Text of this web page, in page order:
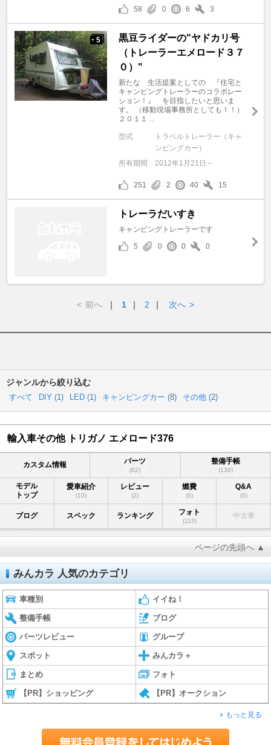
58 0 6 3
+ 5
黒豆ライダーの"ヤドカリ号
（トレーラーエメロード３７
０）"
新たな 生活提案としての 『住宅と
キャンピングトレーラーのコラボレー
ション！』 を目指したいと思いま
す。 （移動現場事務所としても！！）
２０１１ ...
型式
トラベルトレーラー（キャ
ンピングカー）
所有期間
2012年1月21日～
251 2 40 15
トレーラだいすき
キャンピングトレーラーです
5
0 0 0
< 前へ ｜ 1 ｜ 2 ｜ 次へ >
ジャンルから絞り込む
すべて DIY (1) LED (1) キャンピングカー (8) その他 (2)
輸入車その他 トリガノ エメロード376
カスタム情報 パーツ
(62)
整備手帳
(138)
モデル
トップ
愛車紹介
(10)
レビュー
(2)
燃費
(6)
Q&A
(0)
ブログ スペック ランキング フォト
(115)
中古車
ページの先頭へ ▲
みんカラ 人気のカテゴリ
車種別 イイね！
整備手帳 ブログ
パーツレビュー グループ
スポット みんカラ＋
まとめ フォト
【PR】ショッピング 【PR】オークション
もっと見る